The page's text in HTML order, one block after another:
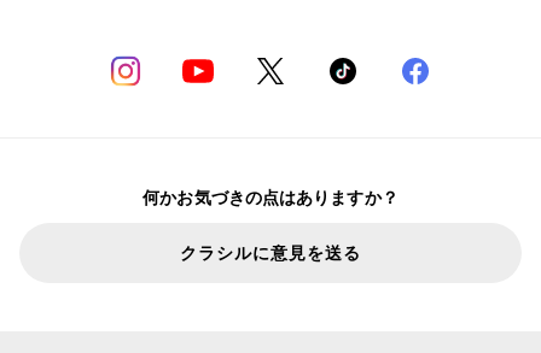
何かお気づきの点はありますか？
クラシルに意見を送る